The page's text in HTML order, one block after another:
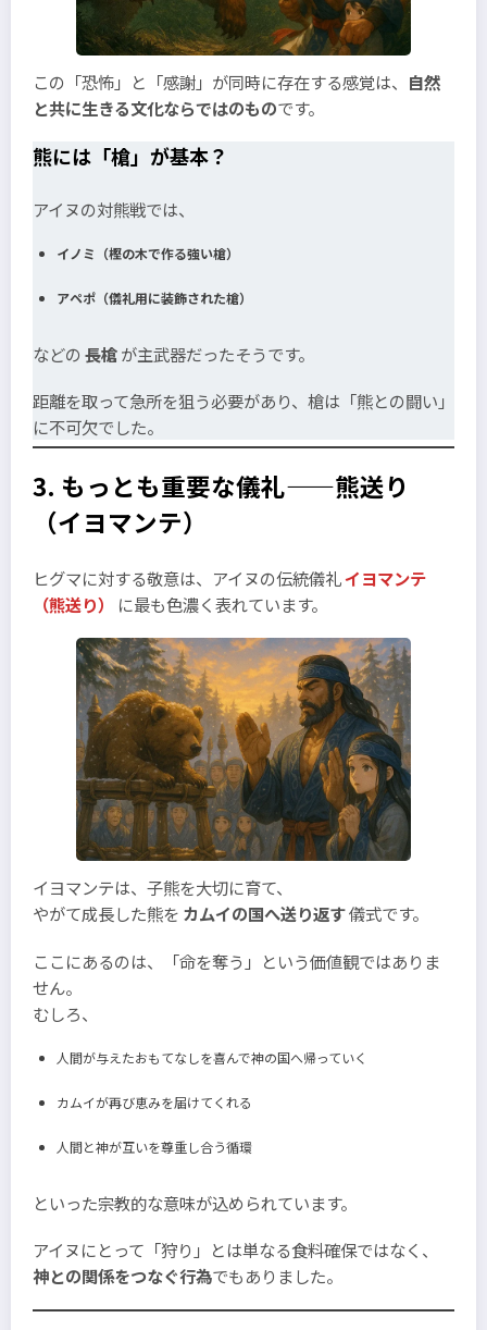
この「恐怖」と「感謝」が同時に存在する感覚は、 自然
と共に生きる文化ならではのものです。
熊には「槍」が基本？
アイヌの対熊戦では、
イノミ（樫の木で作る強い槍）
アペポ（儀礼用に装飾された槍）
などの 長槍が主武器だったそうです。
距離を取って急所を狙う必要があり、槍は「熊との闘い」
に不可欠でした。
3. もっとも重要な儀礼——熊送り
（イヨマンテ）
ヒグマに対する敬意は、アイヌの伝統儀礼イヨマンテ
（熊送り）
に最も色濃く表れています。
イヨマンテは、子熊を大切に育て、
やがて成長した熊を カムイの国へ送り返す儀式です。
ここにあるのは、「命を奪う」という価値観ではありま
せん。
むしろ、
人間が与えたおもてなしを喜んで神の国へ帰っていく
カムイが再び恵みを届けてくれる
人間と神が互いを尊重し合う循環
といった宗教的な意味が込められています。
アイヌにとって「狩り」とは単なる食料確保ではなく、
神との関係をつなぐ行為でもありました。